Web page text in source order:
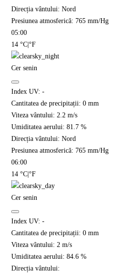
Direcția vântului: Nord
Presiunea atmosferică: 765 mm/Hg
05:00
14 °C °F
Cer senin
Index UV: -
Cantitatea de precipitații: 0 mm
Viteza vântului: 2.2 m/s
Umiditatea aerului: 81.7 %
Direcția vântului: Nord
Presiunea atmosferică: 765 mm/Hg
06:00
14 °C °F
Cer senin
Index UV: -
Cantitatea de precipitații: 0 mm
Viteza vântului: 2 m/s
Umiditatea aerului: 84.6 %
Direcția vântului: